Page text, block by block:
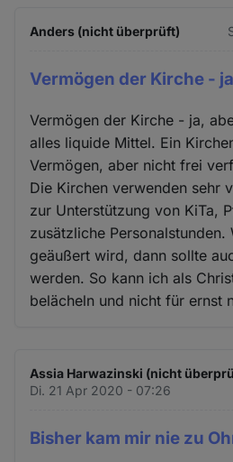
Anders (nicht überprüft)
Vermögen der Kirche -
Vermögen der Kirche - ja,
alles liquide Mittel. Ein
Vermögen, aber nicht frei
Die Kirchen verwenden sehr
zur Unterstützung von KiTa,
zusätzliche Personalstunden.
geäußert wird, dann sollte
werden. So kann ich als
belächeln und nicht für ernst
Assia Harwazinski (nicht
Di. 21 Apr 2020 - 07:26
Bisher kam mir nie zu